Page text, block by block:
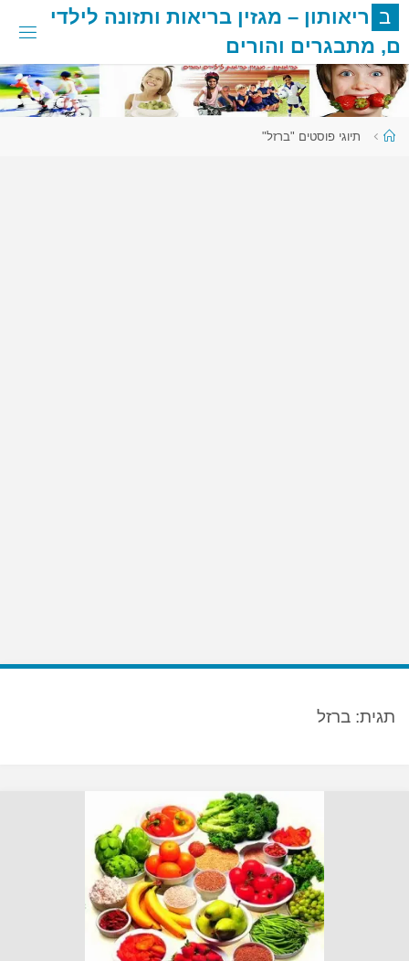
דלגו
לתוכן
ב ריאותון – מגזין בריאות ותזונה לילדי
ם, מתבגרים והורים
עמוד תיוגי פוסטים "ברזל"
תגית: ברזל